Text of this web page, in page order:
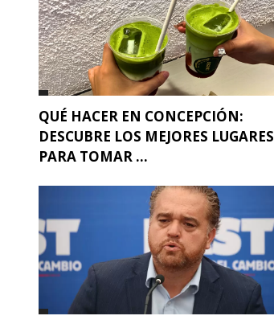
QUÉ HACER EN CONCEPCIÓN:
DESCUBRE LOS MEJORES LUGARES
PARA TOMAR ...